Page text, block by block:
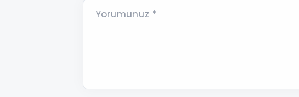
Yorumunuz *